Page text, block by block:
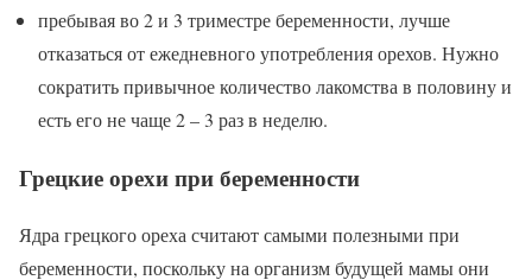
пребывая во 2 и 3 триместре беременности, лучше
отказаться от ежедневного употребления орехов. Нужно
сократить привычное количество лакомства в половину и
есть его не чаще 2 – 3 раз в неделю.
Грецкие орехи при беременности
Ядра грецкого ореха считают самыми полезными при
беременности, поскольку на организм будущей мамы они